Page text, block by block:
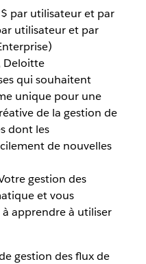
par utilisateur et par
utilisateur et par
Deloitte
qui souhaitent
unique pour une
de la gestion de
dont les
de nouvelles
gestion des
et vous
apprendre à utiliser
gestion des flux de